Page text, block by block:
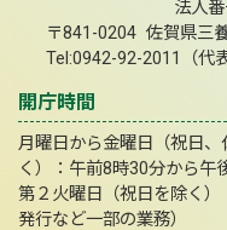
法人
〒841-0204 佐賀県三
Tel:0942-92-2011（代
開庁時間
月曜日から金曜日（祝日
く）：午前8時30分から午
第２火曜日（祝日を除く
発行など一部の業務）